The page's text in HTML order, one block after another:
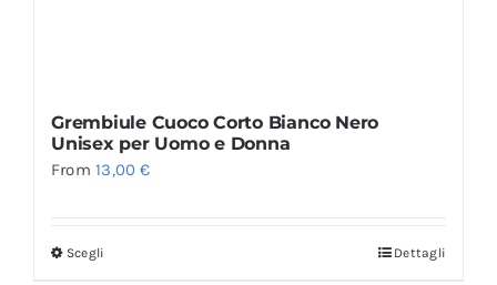
Grembiule Cuoco Corto Bianco Nero
Unisex per Uomo e Donna
From13,00€
Scegli Dettagli